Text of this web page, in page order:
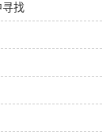
寻找